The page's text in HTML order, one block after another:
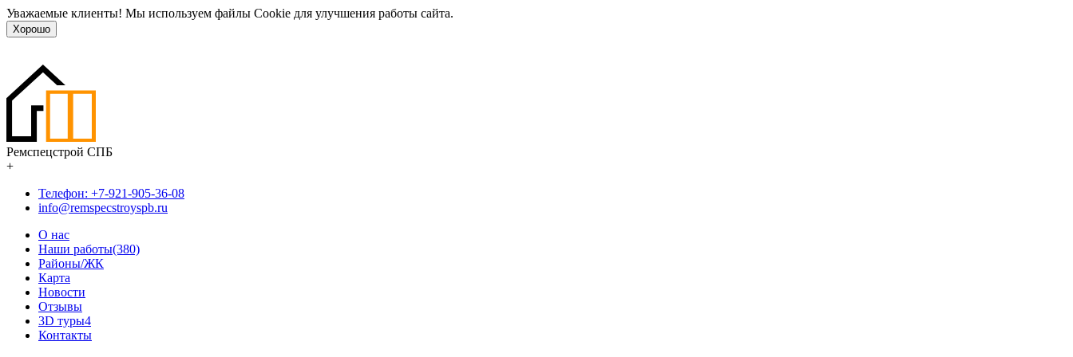
Уважаемые клиенты! Мы используем файлы Cookie для улучшения работы сайта.
Хорошо
Ремспецстрой СПБ
+
Телефон: +7-921-905-36-08
info@remspecstroyspb.ru
О нас
Наши работы(380)
Районы/ЖК
Карта
Новости
Отзывы
3D туры4
Контакты